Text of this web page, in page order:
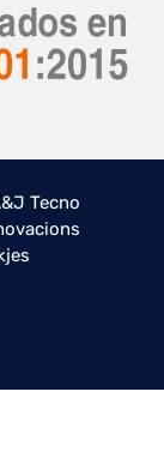
Tecno